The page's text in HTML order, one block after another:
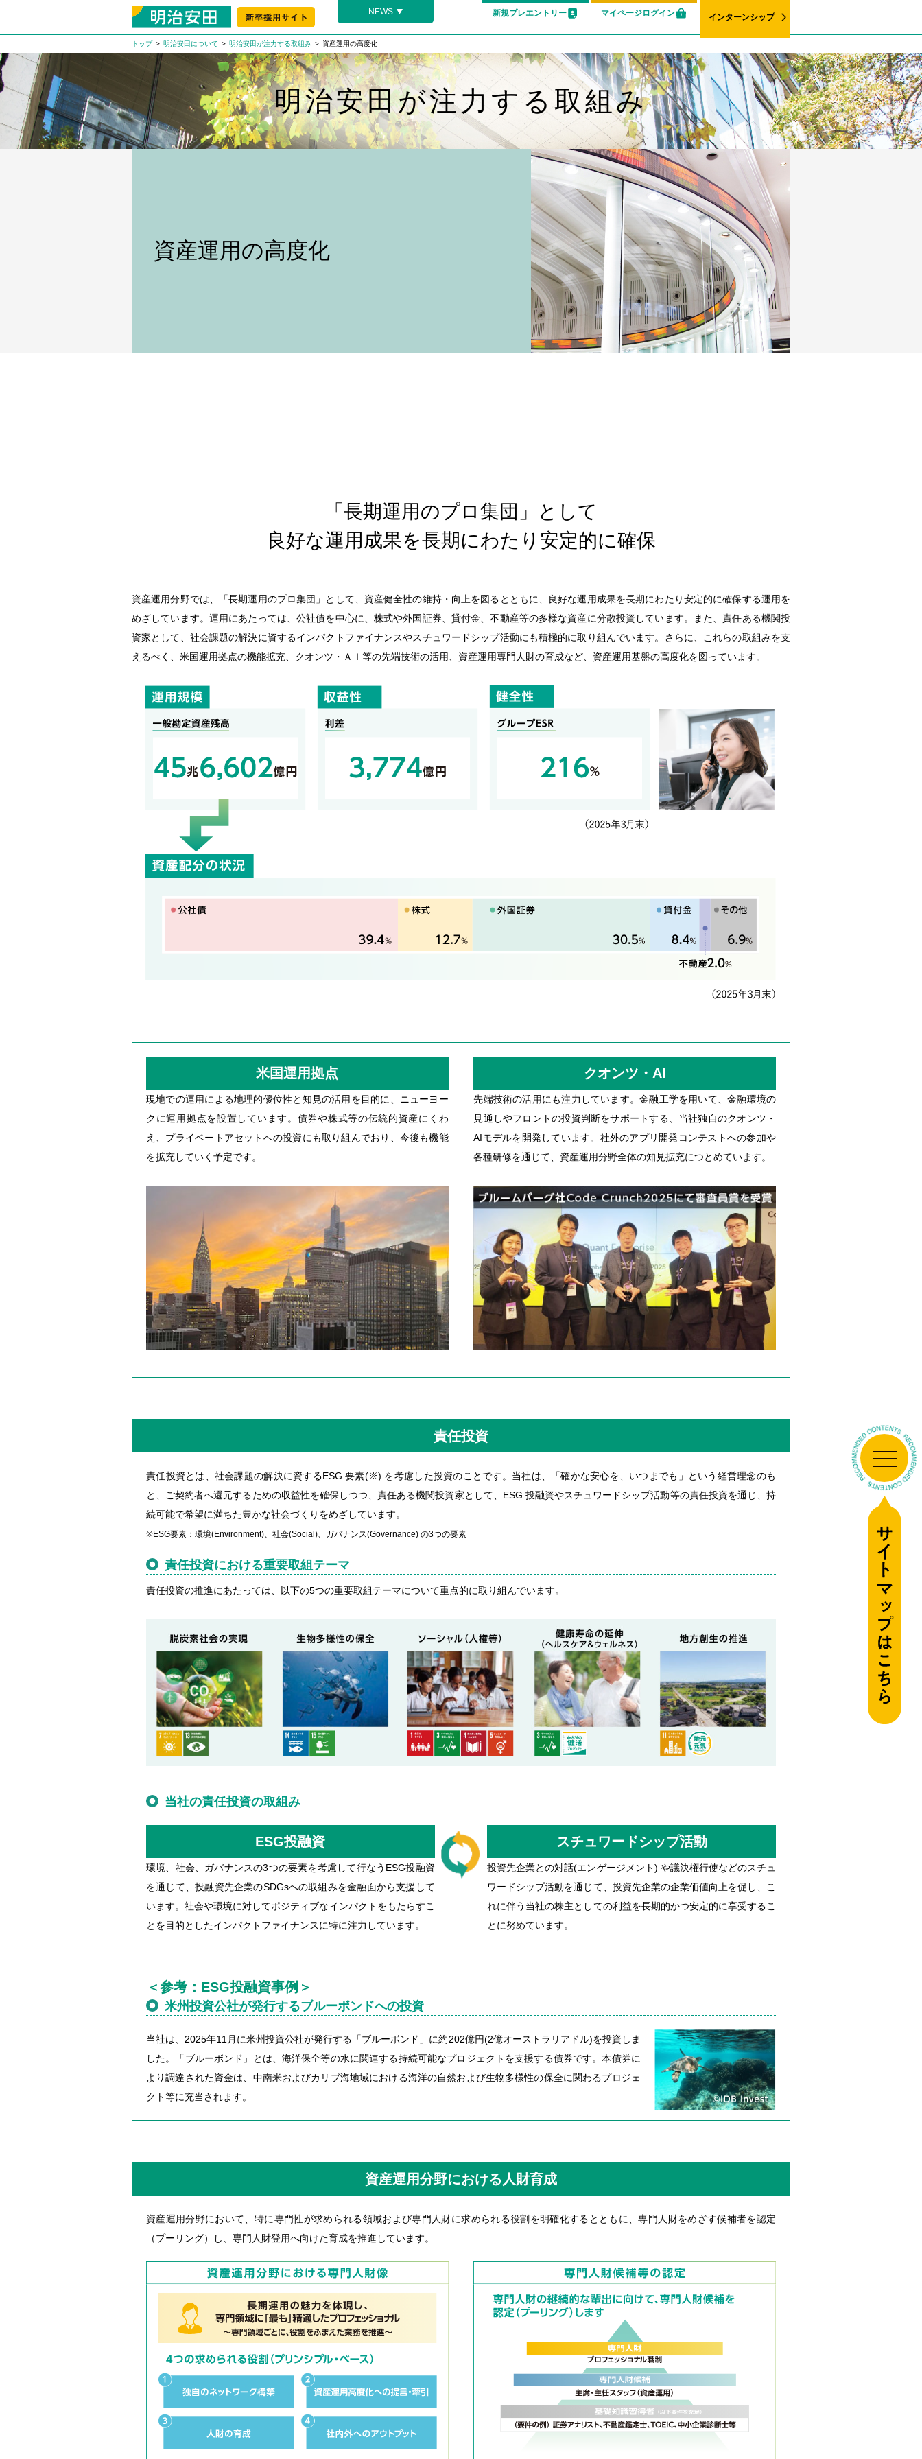
NEWS 新規プレエントリー マイページログイン インターンシップ
トップ 明治安田について 明治安田が注力する取組み 資産運用の高度化
明治安田が注力する取組み
資産運用の高度化
「長期運用のプロ集団」として
良好な運用成果を長期にわたり安定的に確保
資産運用分野では、「長期運用のプロ集団」として、資産健全性の維持・向上を図るとともに、良好な運用成果を長期にわたり安定的に確保する運用を
めざしています。運用にあたっては、公社債を中心に、株式や外国証券、貸付金、不動産等の多様な資産に分散投資しています。また、責任ある機関投
資家として、社会課題の解決に資するインパクトファイナンスやスチュワードシップ活動にも積極的に取り組んでいます。さらに、これらの取組みを支
えるべく、米国運用拠点の機能拡充、クオンツ・ＡＩ等の先端技術の活用、資産運用専門人財の育成など、資産運用基盤の高度化を図っています。
米国運用拠点
現地での運用による地理的優位性と知見の活用を目的に、ニューヨー
クに運用拠点を設置しています。債券や株式等の伝統的資産にくわ
え、プライベートアセットへの投資にも取り組んでおり、今後も機能
を拡充していく予定です。
クオンツ・AI
先端技術の活用にも注力しています。金融工学を用いて、金融環境の
見通しやフロントの投資判断をサポートする、当社独自のクオンツ・
AIモデルを開発しています。社外のアプリ開発コンテストへの参加や
各種研修を通じて、資産運用分野全体の知見拡充につとめています。
責任投資
責任投資とは、社会課題の解決に資するESG 要素(※) を考慮した投資のことです。当社は、「確かな安心を、いつまでも」という経営理念のも
と、ご契約者へ還元するための収益性を確保しつつ、責任ある機関投資家として、ESG 投融資やスチュワードシップ活動等の責任投資を通じ、持
続可能で希望に満ちた豊かな社会づくりをめざしています。
※ESG要素：環境(Environment)、社会(Social)、ガバナンス(Governance) の3つの要素
責任投資における重要取組テーマ
責任投資の推進にあたっては、以下の5つの重要取組テーマについて重点的に取り組んでいます。
当社の責任投資の取組み
ESG投融資
環境、社会、ガバナンスの3つの要素を考慮して行なうESG投融資
を通じて、投融資先企業のSDGsへの取組みを金融面から支援して
います。社会や環境に対してポジティブなインパクトをもたらすこ
とを目的としたインパクトファイナンスに特に注力しています。
スチュワードシップ活動
投資先企業との対話(エンゲージメント) や議決権行使などのスチュ
ワードシップ活動を通じて、投資先企業の企業価値向上を促し、こ
れに伴う当社の株主としての利益を長期的かつ安定的に享受するこ
とに努めています。
＜参考：ESG投融資事例＞
米州投資公社が発行するブルーボンドへの投資
当社は、2025年11月に米州投資公社が発行する「ブルーボンド」に約202億円(2億オーストラリアドル)を投資しま
した。「ブルーボンド」とは、海洋保全等の水に関連する持続可能なプロジェクトを支援する債券です。本債券に
より調達された資金は、中南米およびカリブ海地域における海洋の自然および生物多様性の保全に関わるプロジェ
クト等に充当されます。
資産運用分野における人財育成
資産運用分野において、特に専門性が求められる領域および専門人財に求められる役割を明確化するとともに、専門人財をめざす候補者を認定
（プーリング）し、専門人財登用へ向けた育成を推進しています。